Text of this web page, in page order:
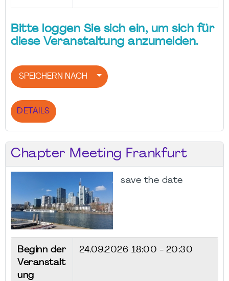
Bitte loggen Sie sich ein, um sich für
diese Veranstaltung anzumelden.
SPEICHERN NACH
DETAILS
Chapter Meeting Frankfurt
save the date
Beginn der
Veranstalt
ung
24.09.2026 18:00 - 20:30